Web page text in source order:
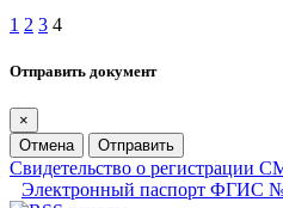
1 2 3 4
Отправить документ
×
Отмена
Отправить
Свидетельство о
Электронный паспорт ФГИС